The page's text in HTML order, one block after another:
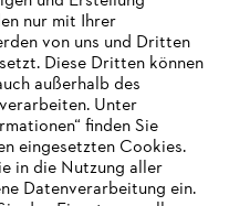
FS 38,FS 40 ,FS 50, C-E,
FSA 60 R, FSA 86 R
Dazu kombinierbar mit:
60,FSE 71,FSE 81
nur mit Ihrer
von uns und Dritten
Diese Dritten können
außerhalb des
Unter
finden Sie
eingesetzten Cookies.
in die Nutzung aller
Datenverarbeitung ein.